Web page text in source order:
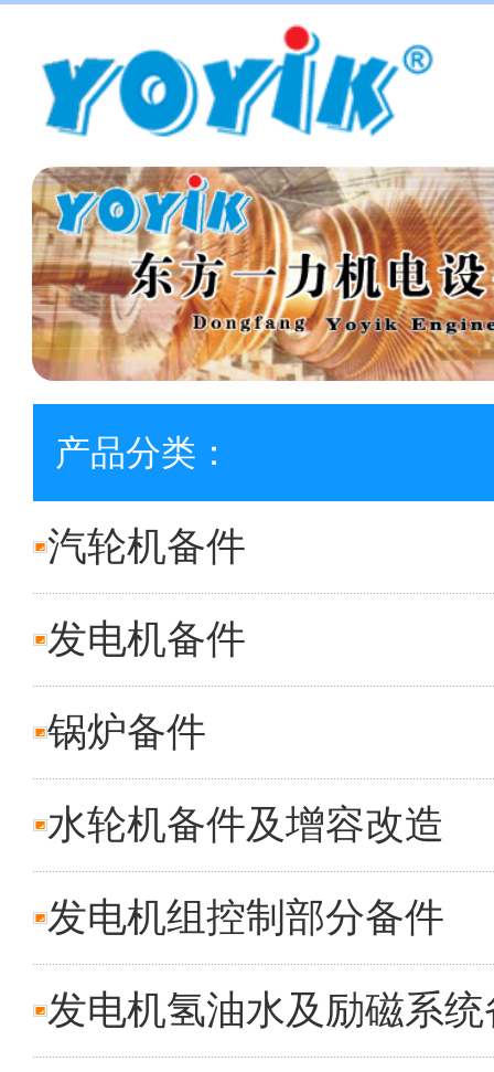
产品分类：
汽轮机备件
发电机备件
锅炉备件
水轮机备件及增容改造
发电机组控制部分备件
发电机氢油水及励磁系统